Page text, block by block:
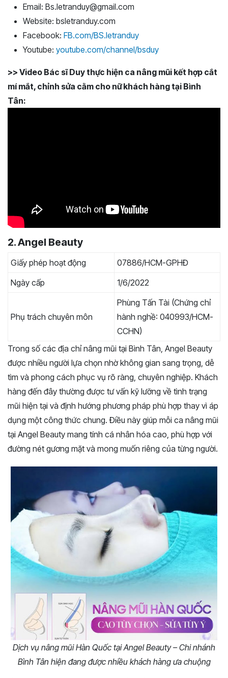
Email: Bs.letranduy@gmail.com
Website: bsletranduy.com
Facebook: FB.com/BS.letranduy
Youtube: youtube.com/channel/bsduy
>> Video Bác sĩ Duy thực hiện ca nâng mũi kết hợp cắt
mí mắt, chỉnh sửa cằm cho nữ khách hàng tại Bình
Tân:
2. Angel Beauty
Giấy phép hoạt động
07886/HCM-GPHĐ
Ngày cấp
1/6/2022
Phụ trách chuyên môn
Phùng Tấn Tài (Chứng chỉ
hành nghề: 040993/HCM-
CCHN)
Trong số các địa chỉ nâng mũi tại Bình Tân, Angel Beauty
được nhiều người lựa chọn nhờ không gian sang trọng, dễ
tìm và phong cách phục vụ rõ ràng, chuyên nghiệp. Khách
hàng đến đây thường được tư vấn kỹ lưỡng về tình trạng
mũi hiện tại và định hướng phương pháp phù hợp thay vì áp
dụng một công thức chung. Điều này giúp mỗi ca nâng mũi
tại Angel Beauty mang tính cá nhân hóa cao, phù hợp với
đường nét gương mặt và mong muốn riêng của từng người.
Dịch vụ nâng mũi Hàn Quốc tại Angel Beauty – Chi nhánh
Bình Tân hiện đang được nhiều khách hàng ưa chuộng